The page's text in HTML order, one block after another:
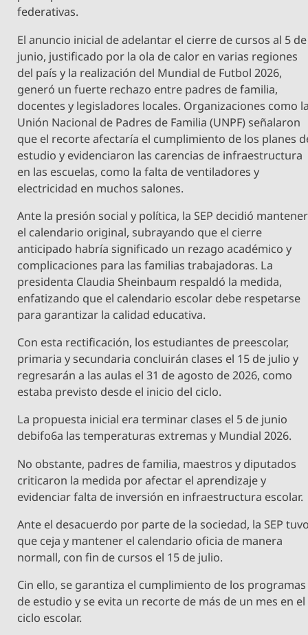
federativas.
El anuncio inicial de adelantar el cierre de cursos al 5 de
junio, justificado por la ola de calor en varias regiones
del país y la realización del Mundial de Futbol 2026,
generó un fuerte rechazo entre padres de familia,
docentes y legisladores locales. Organizaciones como
Unión Nacional de Padres de Familia (UNPF) señalaron
que el recorte afectaría el cumplimiento de los planes
estudio y evidenciaron las carencias de infraestructura
en las escuelas, como la falta de ventiladores y
electricidad en muchos salones.
Ante la presión social y política, la SEP decidió mantener
el calendario original, subrayando que el cierre
anticipado habría significado un rezago académico y
complicaciones para las familias trabajadoras. La
presidenta Claudia Sheinbaum respaldó la medida,
enfatizando que el calendario escolar debe respetarse
para garantizar la calidad educativa.
Con esta rectificación, los estudiantes de preescolar,
primaria y secundaria concluirán clases el 15 de julio y
regresarán a las aulas el 31 de agosto de 2026, como
estaba previsto desde el inicio del ciclo.
La propuesta inicial era terminar clases el 5 de junio
debifo6a las temperaturas extremas y Mundial 2026.
No obstante, padres de familia, maestros y diputados
criticaron la medida por afectar el aprendizaje y
evidenciar falta de inversión en infraestructura escolar.
Ante el desacuerdo por parte de la sociedad, la SEP
que ceja y mantener el calendario oficia de manera
normall, con fin de cursos el 15 de julio.
Cin ello, se garantiza el cumplimiento de los programas
de estudio y se evita un recorte de más de un mes en el
ciclo escolar.